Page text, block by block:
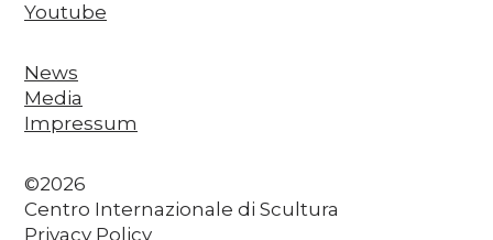
Youtube
News
Media
Impressum
©2026
Centro Internazionale di Scultura
Privacy Policy